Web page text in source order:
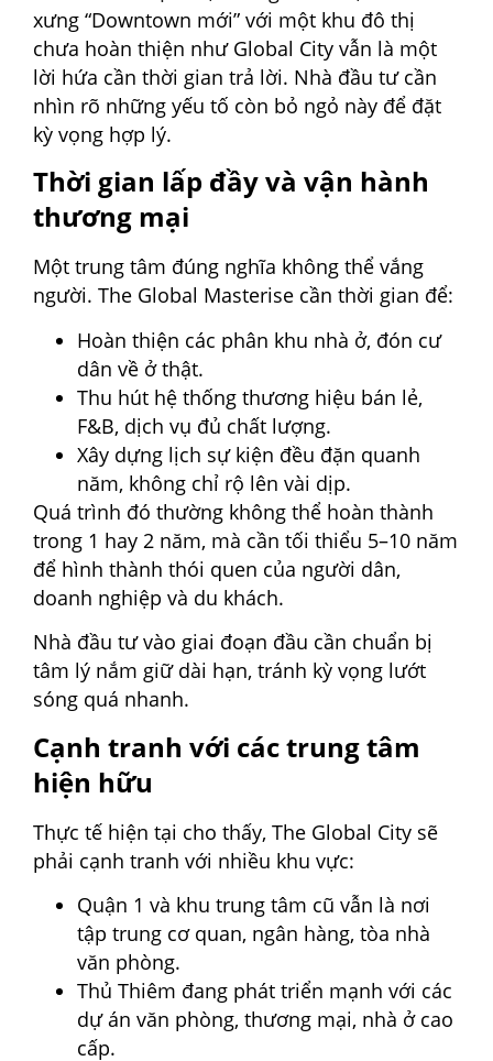
xưng “Downtown mới” với một khu đô thị
chưa hoàn thiện như Global City vẫn là một
lời hứa cần thời gian trả lời. Nhà đầu tư cần
nhìn rõ những yếu tố còn bỏ ngỏ này để đặt
kỳ vọng hợp lý.
Thời gian lấp đầy và vận hành
thương mại
Một trung tâm đúng nghĩa không thể vắng
người. The Global Masterise cần thời gian để:
Hoàn thiện các phân khu nhà ở, đón cư
dân về ở thật.
Thu hút hệ thống thương hiệu bán lẻ,
F&B, dịch vụ đủ chất lượng.
Xây dựng lịch sự kiện đều đặn quanh
năm, không chỉ rộ lên vài dịp.
Quá trình đó thường không thể hoàn thành
trong 1 hay 2 năm, mà cần tối thiểu 5–10 năm
để hình thành thói quen của người dân,
doanh nghiệp và du khách.
Nhà đầu tư vào giai đoạn đầu cần chuẩn bị
tâm lý nắm giữ dài hạn, tránh kỳ vọng lướt
sóng quá nhanh.
Cạnh tranh với các trung tâm
hiện hữu
Thực tế hiện tại cho thấy, The Global City sẽ
phải cạnh tranh với nhiều khu vực:
Quận 1 và khu trung tâm cũ vẫn là nơi
tập trung cơ quan, ngân hàng, tòa nhà
văn phòng.
Thủ Thiêm đang phát triển mạnh với các
dự án văn phòng, thương mại, nhà ở cao
cấp.